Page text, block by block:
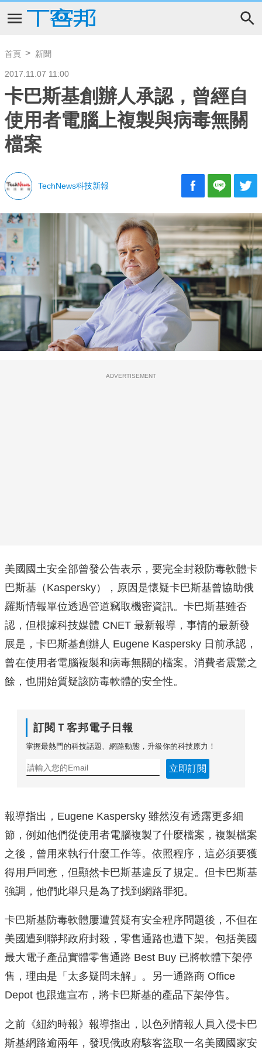
首頁 新聞
2017.11.07 11:00
卡巴斯基創辦人承認，曾經自
使用者電腦上複製與病毒無關
檔案
TechNews科技新報
ADVERTISEMENT
美國國土安全部曾發公告表示，要完全封殺防毒軟體卡
巴斯基（Kaspersky），原因是懷疑卡巴斯基曾協助俄
羅斯情報單位透過管道竊取機密資訊。卡巴斯基雖否
認，但根據科技媒體 CNET 最新報導，事情的最新發
展是，卡巴斯基創辦人 Eugene Kaspersky 日前承認，
曾在使用者電腦複製和病毒無關的檔案。消費者震驚之
餘，也開始質疑該防毒軟體的安全性。
訂閱Ｔ客邦電子日報
掌握最熱門的科技話題、網路動態，升級你的科技原力！
立即訂閱
報導指出，Eugene Kaspersky 雖然沒有透露更多細
節，例如他們從使用者電腦複製了什麼檔案，複製檔案
之後，曾用來執行什麼工作等。依照程序，這必須要獲
得用戶同意，但顯然卡巴斯基違反了規定。但卡巴斯基
強調，他們此舉只是為了找到網路罪犯。
卡巴斯基防毒軟體屢遭質疑有安全程序問題後，不但在
美國遭到聯邦政府封殺，零售通路也遭下架。包括美國
最大電子產品實體零售通路 Best Buy 已將軟體下架停
售，理由是「太多疑問未解」。另一通路商 Office
Depot 也跟進宣布，將卡巴斯基的產品下架停售。
之前《紐約時報》報導指出，以色列情報人員入侵卡巴
斯基網路逾兩年，發現俄政府駭客盜取一名美國國家安